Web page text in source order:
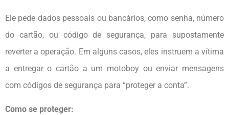
Ele pede dados pessoais ou bancários, como senha, número
do cartão, ou código de segurança, para supostamente
reverter a operação. Em alguns casos, eles instruem a vítima
a entregar o cartão a um motoboy ou enviar mensagens
com códigos de segurança para “proteger a conta”.
Como se proteger: